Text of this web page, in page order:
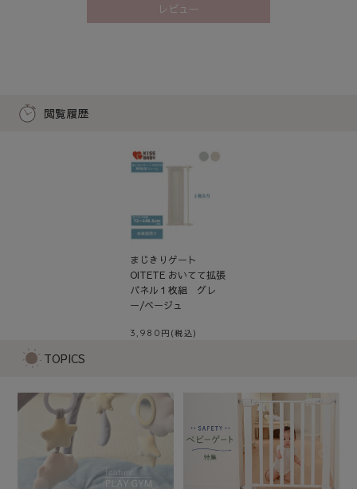
レビュー
閲覧履歴
まじきりゲート
OITETE おいてて拡張
パネル１枚組 グレ
ー/ベージュ
3,980
TOPICS